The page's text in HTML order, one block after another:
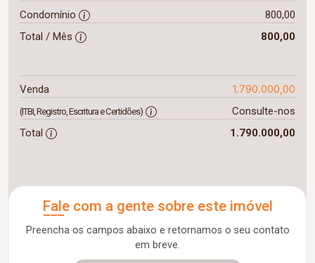
Condomínio
800,00
Total / Mês
800,00
Venda 1.790.000,00
(ITBI, Registro, Escritura e Certidões)
Consulte-nos
Total
1.790.000,00
Fale com a gente sobre este imóvel
Preencha os campos abaixo e retornamos o seu contato
em breve.